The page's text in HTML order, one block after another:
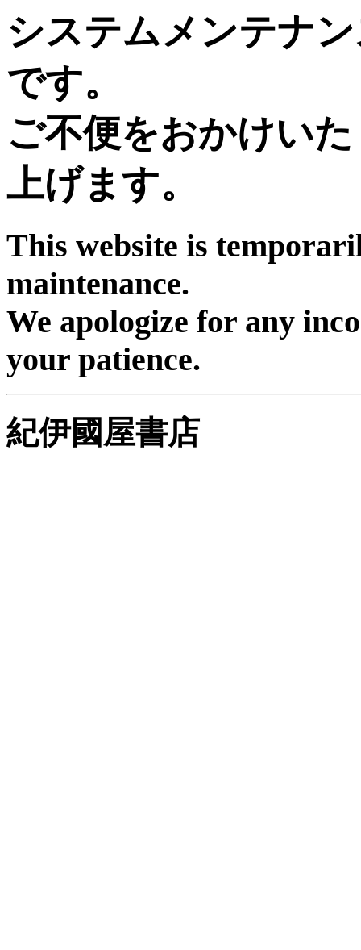
システムメンテナ
です。
ご不便をおかけい
上げます。
This website is
maintenance.
We apologize for any
your patience.
紀伊國屋書店